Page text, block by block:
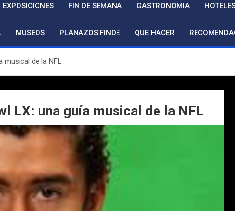
EXPOSICIONES FIN DE SEMANA GASTRONOMIA HOTELES
MUSEOS PLANAZOS FINDE QUE HACER
musical de la NFL
LX: una guía musical de la NFL